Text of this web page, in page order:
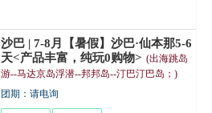
沙巴 | 7-8月【暑假】沙巴·仙本那5-6
天<产品丰富，纯玩0购物> (出海跳岛
游--马达京岛浮潜--邦邦岛--汀巴汀巴岛；)
团期：请电询